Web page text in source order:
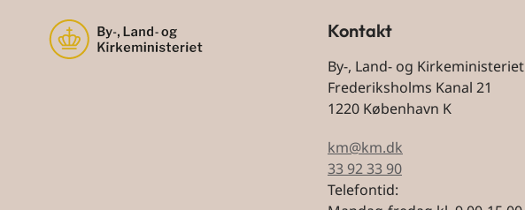
Kontakt
By-, Land- og Kirkeministeriet
Frederiksholms Kanal 21
1220 København K
km@km.dk
33 92 33 90
Telefontid: